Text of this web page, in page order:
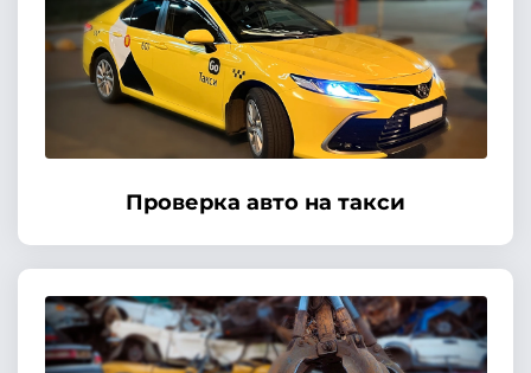
Проверка авто на такси